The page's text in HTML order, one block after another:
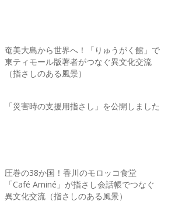
奄美大島から世界へ！「りゅうがく館」で
東ティモール版著者がつなぐ異文化交流
（指さしのある風景）
「災害時の支援用指さし」を公開しました
圧巻の38か国！香川のモロッコ食堂
「Café Aminé」が指さし会話帳でつなぐ
異文化交流（指さしのある風景）